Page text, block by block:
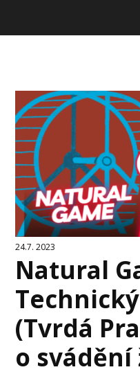
24.7. 2023
Natural
(Tvrdá
o svádění